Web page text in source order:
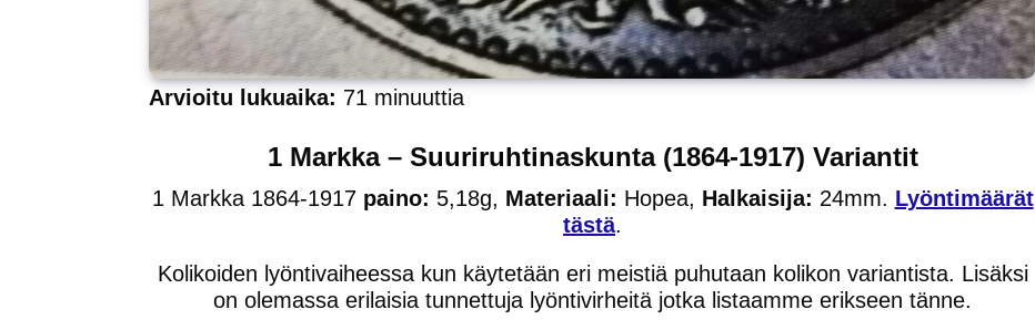
Arvioitu lukuaika: 71 minuuttia
1 Markka – Suuriruhtinaskunta (1864-1917) Variantit
1 Markka 1864-1917 paino: 5,18g, Materiaali: Hopea, Halkaisija: 24mm. Lyöntimäärät
tästä.
Kolikoiden lyöntivaiheessa kun käytetään eri meistiä puhutaan kolikon variantista. Lisäksi
on olemassa erilaisia tunnettuja lyöntivirheitä jotka listaamme erikseen tänne.